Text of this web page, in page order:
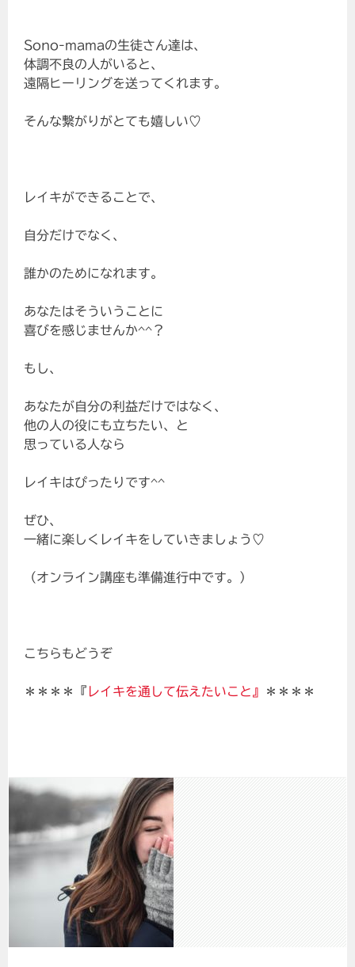
Sono-mamaの生徒さん達は、
体調不良の人がいると、
遠隔ヒーリングを送ってくれます。
そんな繋がりがとても嬉しい♡
レイキができることで、
自分だけでなく、
誰かのためになれます。
あなたはそういうことに
喜びを感じませんか^^？
もし、
あなたが自分の利益だけではなく、
他の人の役にも立ちたい、と
思っている人なら
レイキはぴったりです^^
ぜひ、
一緒に楽しくレイキをしていきましょう♡
（オンライン講座も準備進行中です。）
こちらもどうぞ
＊＊＊＊『 レイキを通して伝えたいこと』 ＊＊＊＊